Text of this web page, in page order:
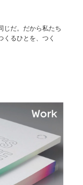
じだ。だから私たち
くるひとを、つく